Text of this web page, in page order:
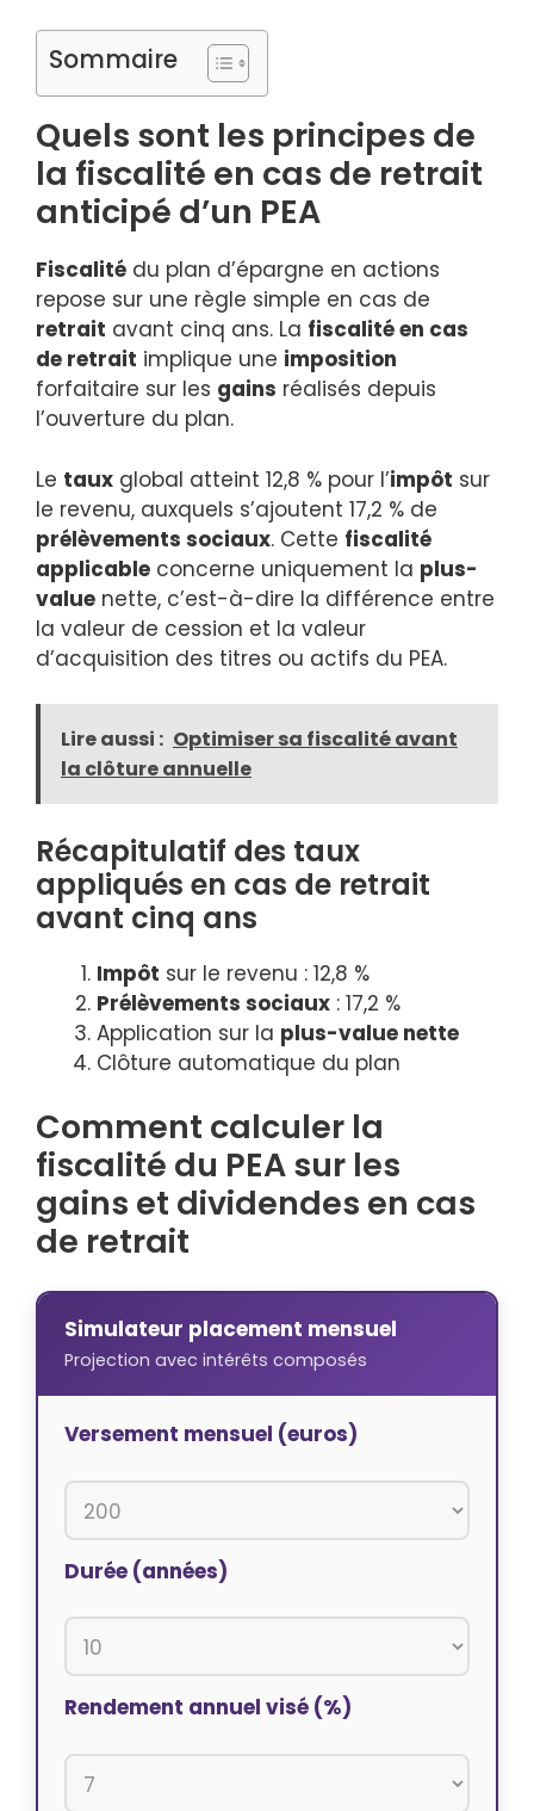
Sommaire
Quels sont les principes de
la fiscalité en cas de retrait
anticipé d’un PEA
Fiscalité du plan d’épargne en actions
repose sur une règle simple en cas de
retrait avant cinq ans. La fiscalité en cas
de retrait implique une imposition
forfaitaire sur les gains réalisés depuis
l’ouverture du plan.
Le taux global atteint 12,8 % pour l’impôt sur
le revenu, auxquels s’ajoutent 17,2 % de
prélèvements sociaux. Cette fiscalité
applicable concerne uniquement la plus-
value nette, c’est-à-dire la différence entre
la valeur de cession et la valeur
d’acquisition des titres ou actifs du PEA.
Lire aussi : Optimiser sa fiscalité avant
la clôture annuelle
Récapitulatif des taux
appliqués en cas de retrait
avant cinq ans
Impôt sur le revenu : 12,8 %
Prélèvements sociaux : 17,2 %
Application sur la plus-value nette
Clôture automatique du plan
Comment calculer la
fiscalité du PEA sur les
gains et dividendes en cas
de retrait
Simulateur placement mensuel
Projection avec intérêts composés
Versement mensuel (euros)
Durée (années)
Rendement annuel visé (%)